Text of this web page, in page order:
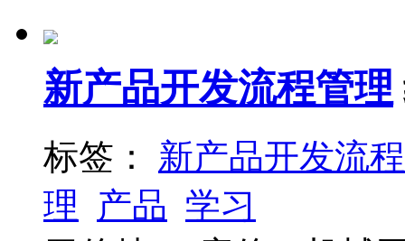
新产品开发流程管理
标签： 新产品开发流
理
产品 学习